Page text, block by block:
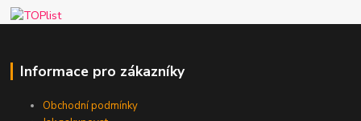
Informace pro zákazníky
Obchodní podmínky